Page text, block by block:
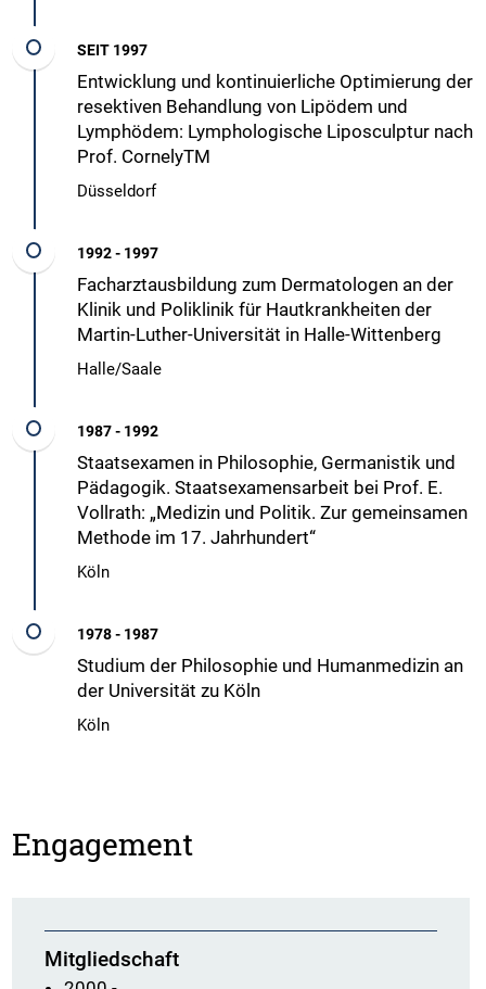
SEIT 1997
Entwicklung und kontinuierliche Optimierung der
resektiven Behandlung von Lipödem und
Lymphödem: Lymphologische Liposculptur nach
Prof. CornelyTM
Düsseldorf
1992 - 1997
Facharztausbildung zum Dermatologen an der
Klinik und Poliklinik für Hautkrankheiten der
Martin-Luther-Universität in Halle-Wittenberg
Halle/Saale
1987 - 1992
Staatsexamen in Philosophie, Germanistik und
Pädagogik. Staatsexamensarbeit bei Prof. E.
Vollrath: „Medizin und Politik. Zur gemeinsamen
Methode im 17. Jahrhundert“
Köln
1978 - 1987
Studium der Philosophie und Humanmedizin an
der Universität zu Köln
Köln
Engagement
Mitgliedschaft